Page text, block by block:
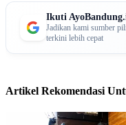
Ikuti
Jadikan kami sumber
terkini lebih cepat
Artikel Rekomendasi